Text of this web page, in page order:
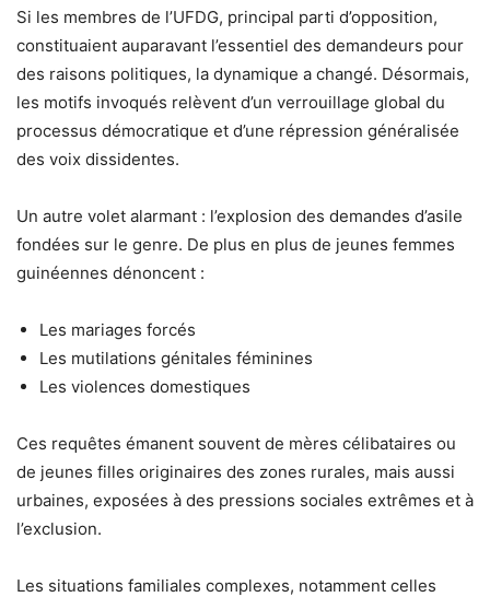
Si les membres de l’UFDG, principal parti d’opposition,
constituaient auparavant l’essentiel des demandeurs pour
des raisons politiques, la dynamique a changé. Désormais,
les motifs invoqués relèvent d’un verrouillage global du
processus démocratique et d’une répression généralisée
des voix dissidentes.
Un autre volet alarmant : l’explosion des demandes d’asile
fondées sur le genre. De plus en plus de jeunes femmes
guinéennes dénoncent :
Les mariages forcés
Les mutilations génitales féminines
Les violences domestiques
Ces requêtes émanent souvent de mères célibataires ou
de jeunes filles originaires des zones rurales, mais aussi
urbaines, exposées à des pressions sociales extrêmes et à
l’exclusion.
Les situations familiales complexes, notamment celles